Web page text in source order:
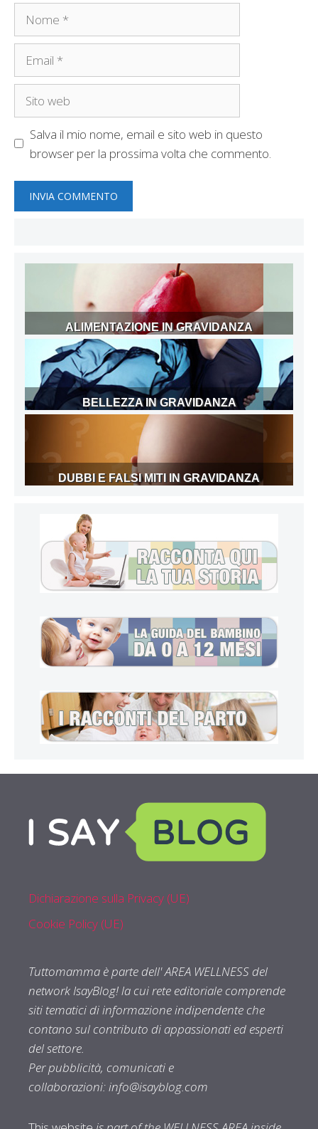
Salva il mio nome, email e sito web in questo
browser per la prossima volta che commento.
ALIMENTAZIONE IN GRAVIDANZA
BELLEZZA IN GRAVIDANZA
DUBBI E FALSI MITI IN GRAVIDANZA
Dichiarazione sulla Privacy (UE)
Cookie Policy (UE)
Tuttomamma è parte dell' AREA WELLNESS del
network IsayBlog! la cui rete editoriale comprende
siti tematici di informazione indipendente che
contano sul contributo di appassionati ed esperti
del settore.
Per pubblicità, comunicati e
collaborazioni:info@isayblog.com